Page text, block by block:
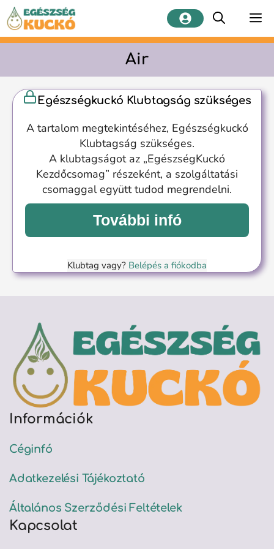
Kilépés
tartalomba
Air
Egészségkuckó Klubtagság szükséges
A tartalom megtekintéséhez, Egészségkuckó
Klubtagság szükséges.
A klubtagságot az „EgészségKuckó
Kezdőcsomag” részeként, a szolgáltatási
csomaggal együtt tudod megrendelni.
További infó
Klubtag vagy? Belépés a fiókodba
Információk
Céginfó
Adatkezelési Tájékoztató
Általános Szerződési Feltételek
Kapcsolat